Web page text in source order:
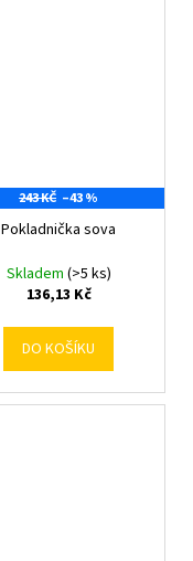
243 KČ –43 %
Pokladnička sova
Skladem (>5 ks)
136,13 Kč
DO KOŠÍKU